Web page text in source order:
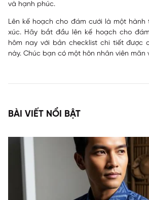
và hạnh phúc.
Lên kế hoạch cho đám cưới là một
xúc. Hãy bắt đầu lên kế hoạch cho
hôm nay với bản checklist chi tiết được
này. Chúc bạn có một hôn nhân viên mãn
BÀI VIẾT NỔI BẬT